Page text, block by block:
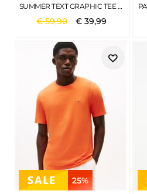
SUMMER TEXT GRAPHIC TEE ARCTIC AQUA
€59,90 €39,99
25%